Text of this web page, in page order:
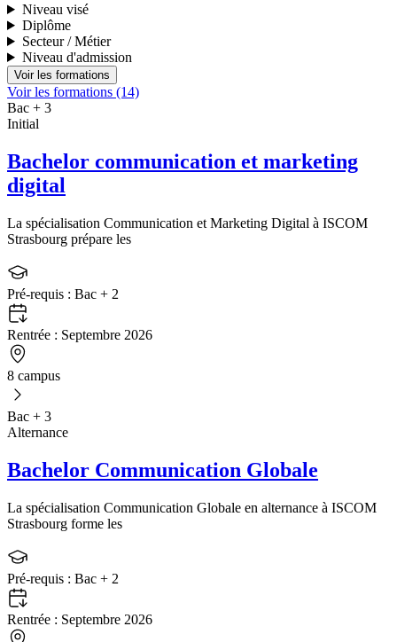
Niveau visé
Diplôme
Secteur / Métier
Niveau d'admission
Voir les formations (14)
Bac + 3
Initial
Bachelor communication et marketing
digital
La spécialisation Communication et Marketing Digital à ISCOM
Strasbourg prépare les
Pré-requis : Bac + 2
Rentrée : Septembre 2026
8 campus
Bac + 3
Alternance
Bachelor Communication Globale
La spécialisation Communication Globale en alternance à ISCOM
Strasbourg forme les
Pré-requis : Bac + 2
Rentrée : Septembre 2026